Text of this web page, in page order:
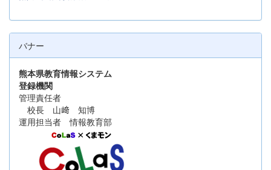
バナー
熊本県教育情報システム
登録機関
管理責任者
校長 山﨑 知博
運用担当者 情報教育部